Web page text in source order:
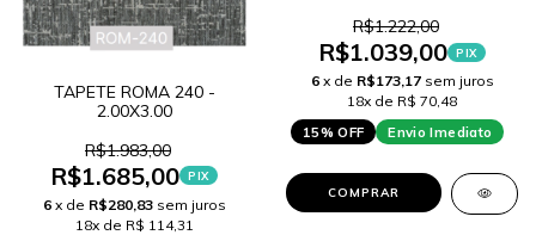
TAPETE ROMA 240 -
2.00X3.00
R$1.983,00
R$1.685,00 PIX
6 x de R$280,83 sem juros
18x de R$ 114,31
R$1.222,00
R$1.039,00 PIX
6 x de R$173,17 sem juros
18x de R$ 70,48
15% OFF
Envio Imediato
COMPRAR